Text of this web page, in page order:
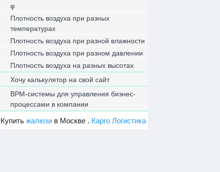
φ
Плотность воздуха при разных
температурах
Плотность воздуха при разной влажности
Плотность воздуха при разном давлении
Плотность воздуха на разных высотах
Хочу калькулятор на свой сайт
BPM-системы для управления бизнес-
процессами в компании
Купить жалюзи в Москве . Карго Логистика